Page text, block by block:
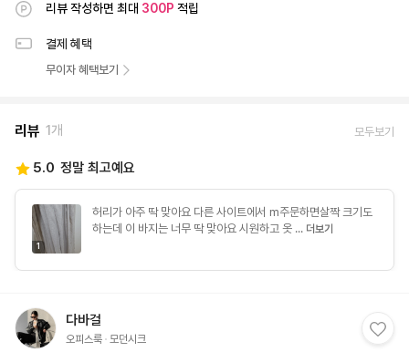
리뷰 작성하면 최대 300P 적립
결제 혜택
무이자 혜택보기
리뷰 1개 모두보기
5.0 정말 최고예요
1
허리가 아주 딱 맞아요 다른 사이트에서 m주문하면살짝 크기도
하는데 이 바지는 너무 딱 맞아요 시원하고 옷 ... 더보기
다바걸
오피스룩 모던시크